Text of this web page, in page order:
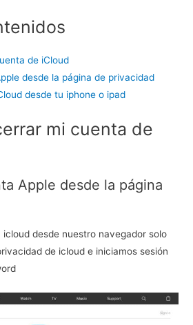
de iCloud
desde la página de privacidad
desde tu iphone o ipad
mi cuenta de
Apple desde la página
desde nuestro navegador solo
de icloud e iniciamos sesión